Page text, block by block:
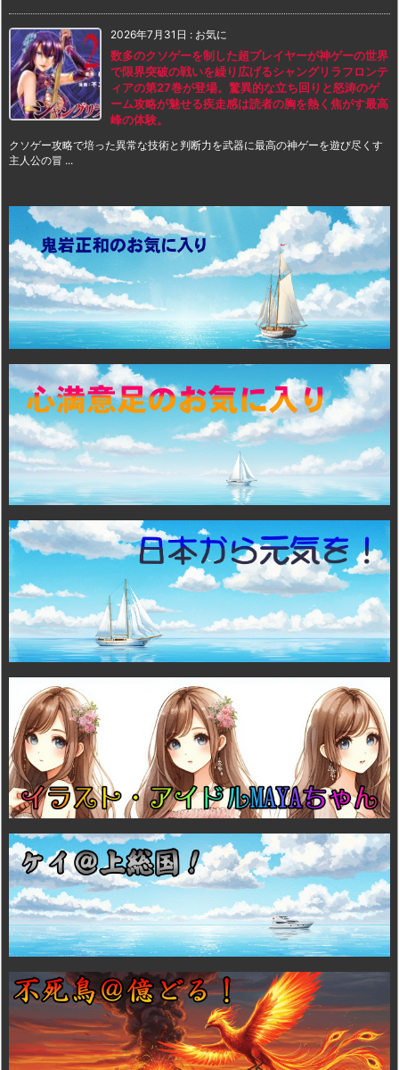
2026年7月31日 : お気に
数多のクソゲーを制した超プレイヤーが神ゲーの世界
で限界突破の戦いを繰り広げるシャングリラフロンテ
ィアの第27巻が登場。驚異的な立ち回りと怒涛のゲ
ーム攻略が魅せる疾走感は読者の胸を熱く焦がす最高
峰の体験。
クソゲー攻略で培った異常な技術と判断力を武器に最高の神ゲーを遊び尽くす
主人公の冒 ...